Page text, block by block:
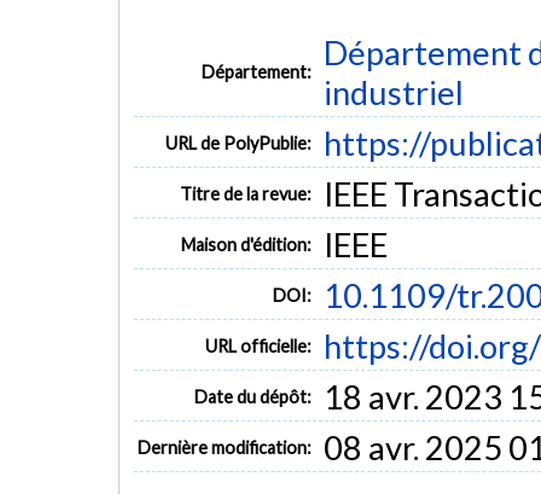
Département:
Département
industriel
URL de PolyPublie: https://
Titre de la revue: IEEE
Maison d'édition: IEEE
DOI: 10.1109/
URL officielle: https://
Date du dépôt: 18 avr. 2023
Dernière modification: 08 avr. 2025